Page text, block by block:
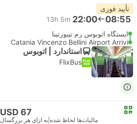
تأیید فوری
08:55
22:00
13h 5m
ایستگاه اتوبوس رم تیبورتینا
Catania Vincenzo Bellini Airport Arrivi
استاندارد | اتوبوس
FlixBus
USD 67
مالیات‌ها لحاظ شده به ازای هر بزرگسال